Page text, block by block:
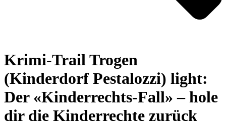
Krimi-Trail Trogen
(Kinderdorf Pestalozzi) light:
Der «Kinderrechts-Fall» – hole
dir die Kinderrechte zurück